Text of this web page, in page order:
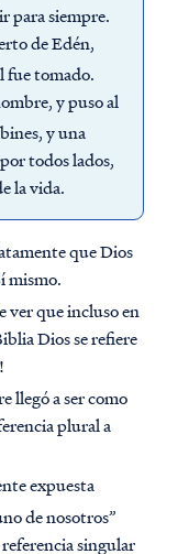
para siempre.
de Edén,
fue tomado.
y puso al
y una
todos lados,
la vida.
que Dios
mismo.
ver que incluso en
Dios se refiere
llegó a ser como
plural a
expuesta
de nosotros”
singular